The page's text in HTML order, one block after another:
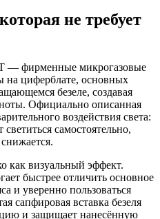
не требует
— фирменные микрогазовые
циферблате, основных
безеле, создавая
Официально описанная
воздействия света:
самостоятельно,
как визуальный эффект.
быстрее отличить основное
и уверенно пользоваться
сапфировая вставка безеля
и защищает нанесённую